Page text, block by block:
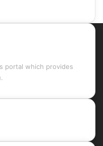
portal which provides